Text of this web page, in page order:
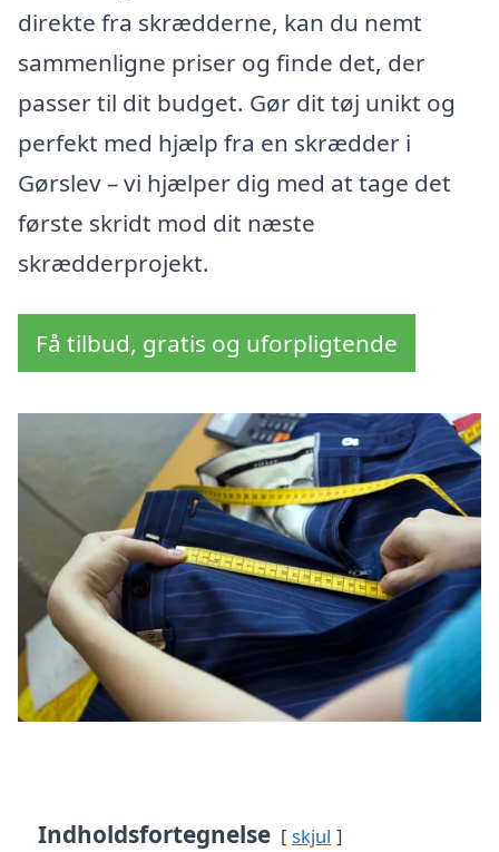
direkte fra skrædderne, kan du nemt
sammenligne priser og finde det, der
passer til dit budget. Gør dit tøj unikt og
perfekt med hjælp fra en skrædder i
Gørslev – vi hjælper dig med at tage det
første skridt mod dit næste
skrædderprojekt.
Få tilbud, gratis og uforpligtende
Indholdsfortegnelse skjul